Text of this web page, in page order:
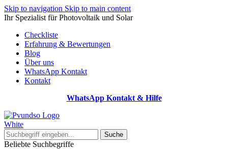
Skip to navigation Skip to main content
Ihr Spezialist für Photovoltaik und Solar
Checkliste
Erfahrung & Bewertungen
Blog
Über uns
WhatsApp Kontakt
Kontakt
WhatsApp Kontakt & Hilfe
Suche
Beliebte Suchbegriffe